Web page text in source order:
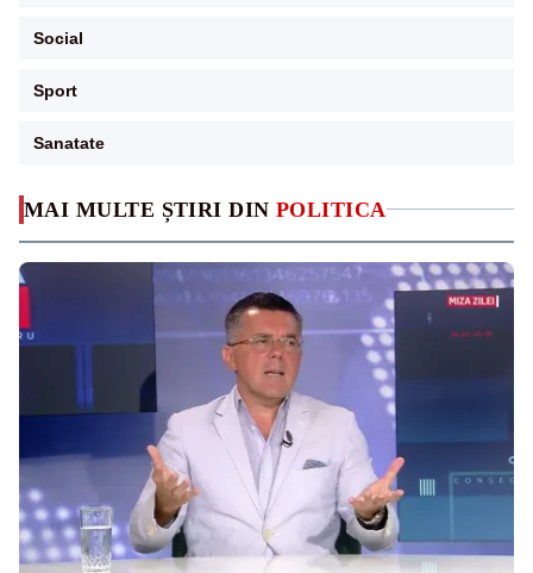
MAI MULTE ȘTIRI DIN POLITICA
Social
Sport
Sanatate